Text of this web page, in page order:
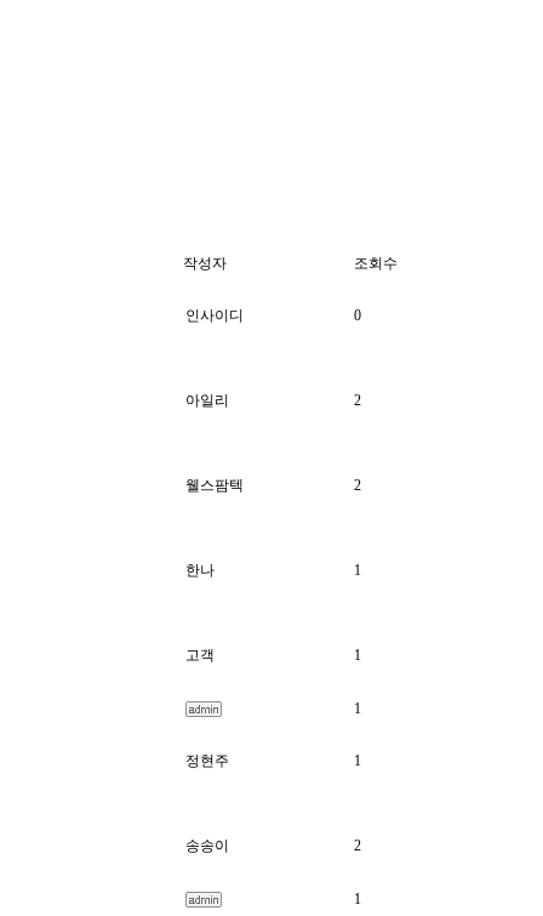
작성자 조회수
인사이디 0
아일리 2
웰스팜텍 2
한나 1
고객 1
1
정현주 1
송송이 2
1